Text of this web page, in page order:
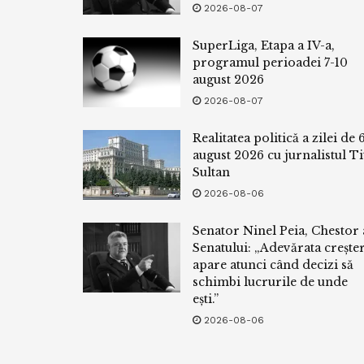
2026-08-07
SuperLiga, Etapa a IV-a,
programul perioadei 7-10
august 2026
2026-08-07
Realitatea politică a zilei de 6
august 2026 cu jurnalistul
Sultan
2026-08-06
Senator Ninel Peia, Chestor
Senatului: „Adevărata
apare atunci când decizi să
schimbi lucrurile de unde
ești.”
2026-08-06